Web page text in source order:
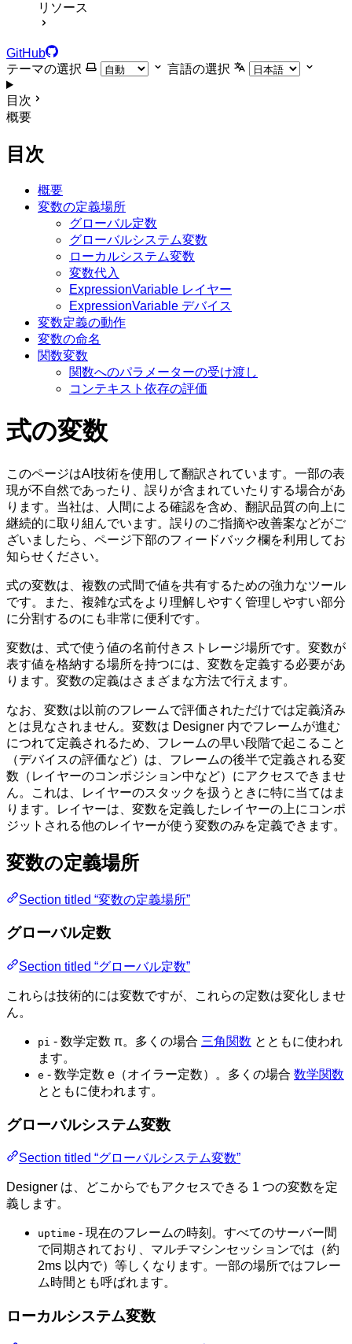
リソース
GitHub
テーマの選択
言語の選択
目次
概要
目次
概要
変数の定義場所
グローバル定数
グローバルシステム変数
ローカルシステム変数
変数代入
ExpressionVariable レイヤー
ExpressionVariable デバイス
変数定義の動作
変数の命名
関数変数
関数へのパラメーターの受け渡し
コンテキスト依存の評価
式の変数
このページはAI技術を使用して翻訳されています。一部の表
現が不自然であったり、誤りが含まれていたりする場合があ
ります。当社は、人間による確認を含め、翻訳品質の向上に
継続的に取り組んでいます。誤りのご指摘や改善案などがご
ざいましたら、ページ下部のフィードバック欄を利用してお
知らせください。
式の変数は、複数の式間で値を共有するための強力なツール
です。また、複雑な式をより理解しやすく管理しやすい部分
に分割するのにも非常に便利です。
変数は、式で使う値の名前付きストレージ場所です。変数が
表す値を格納する場所を持つには、変数を定義する必要があ
ります。変数の定義はさまざまな方法で行えます。
なお、変数は以前のフレームで評価されただけでは定義済み
とは見なされません。変数は Designer 内でフレームが進む
につれて定義されるため、フレームの早い段階で起こること
（デバイスの評価など）は、フレームの後半で定義される変
数（レイヤーのコンポジション中など）にアクセスできませ
ん。これは、レイヤーのスタックを扱うときに特に当てはま
ります。レイヤーは、変数を定義したレイヤーの上にコンポ
ジットされる他のレイヤーが使う変数のみを定義できます。
変数の定義場所
Section titled “変数の定義場所”
グローバル定数
Section titled “グローバル定数”
これらは技術的には変数ですが、これらの定数は変化しませ
ん。
pi - 数学定数 π。多くの場合 三角関数 とともに使われ
ます。
e - 数学定数 e（オイラー定数）。多くの場合 数学関数
とともに使われます。
グローバルシステム変数
Section titled “グローバルシステム変数”
Designer は、どこからでもアクセスできる 1 つの変数を定
義します。
uptime - 現在のフレームの時刻。すべてのサーバー間
で同期されており、マルチマシンセッションでは（約
2ms 以内で）等しくなります。一部の場所ではフレー
ム時間とも呼ばれます。
ローカルシステム変数